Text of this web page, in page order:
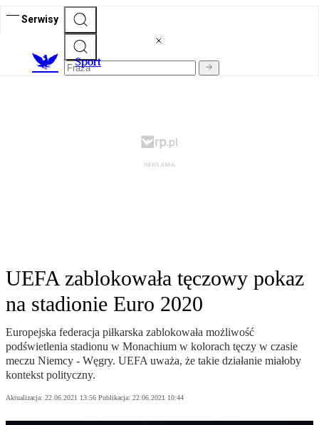
Serwisy
Sport
UEFA zablokowała tęczowy pokaz
na stadionie Euro 2020
Europejska federacja piłkarska zablokowała możliwość
podświetlenia stadionu w Monachium w kolorach tęczy w czasie
meczu Niemcy - Węgry. UEFA uważa, że takie działanie miałoby
kontekst polityczny.
Aktualizacja: 22.06.2021 13:56 Publikacja: 22.06.2021 10:44